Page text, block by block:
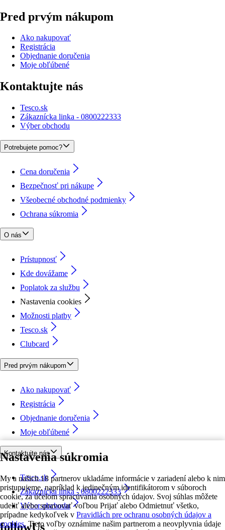
Nastavenia súkromia
My a našich 18 partnerov ukladáme informácie v zariadení alebo k nim
pristupujeme, napríklad k jedinečným identifikátorom v súboroch
cookie, za účelom spracúvania osobných údajov. Svoj súhlas môžete
udeliť alebo spravovať voľbou Prijať alebo Odmietnuť všetko,
prípadne kedykoľvek v Pravidlách pre ochranu osobných údajov a
cookies. Tieto voľby oznámime našim partnerom a neovplyvnia údaje
Pred prvým nákupom
Ako nakupovať
Registrácia
Objednanie doručenia
Moje obľúbené
Kontaktujte nás
Tesco.sk
Zákaznícka linka - 0800222333
Výber obchodu
Potrebujete pomoc?
Cena doručenia
Bezpečnosť pri nákupe
Všeobecné obchodné podmienky
Ochrana súkromia
O nás
Prístupnosť
Kde dovážame
Poplatok za službu
Nastavenia cookies
Možnosti platby
Tesco.sk
Clubcard
Pred prvým nákupom
Ako nakupovať
Registrácia
Objednanie doručenia
Moje obľúbené
Kontaktujte nás
Tesco.sk
Zákaznícka linka - 0800222333
Výber obchodu
followUs